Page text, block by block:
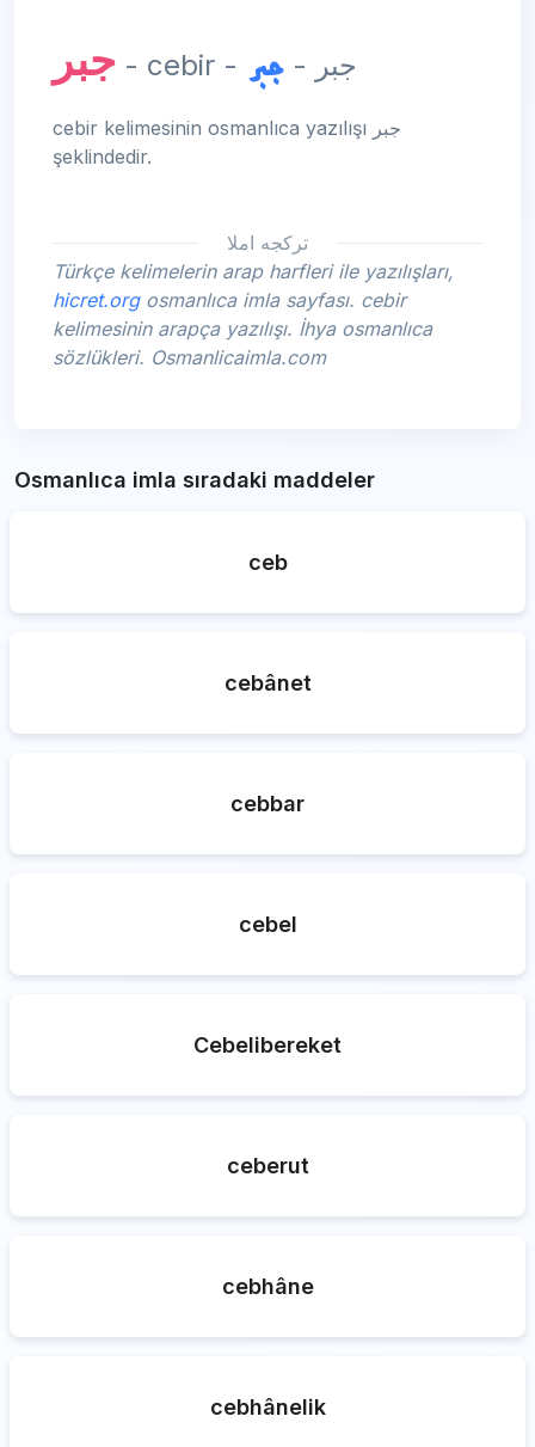
جبر - cebir - جبر - جبر
cebir kelimesinin osmanlıca yazılışı جبر
şeklindedir.
تركجه املا
Türkçe kelimelerin arap harfleri ile yazılışları,
hicret.orgosmanlıca imla sayfası. cebir
kelimesinin arapça yazılışı. İhya osmanlıca
sözlükleri. Osmanlicaimla.com
Osmanlıca imla sıradaki maddeler
ceb
cebânet
cebbar
cebel
Cebelibereket
ceberut
cebhâne
cebhânelik